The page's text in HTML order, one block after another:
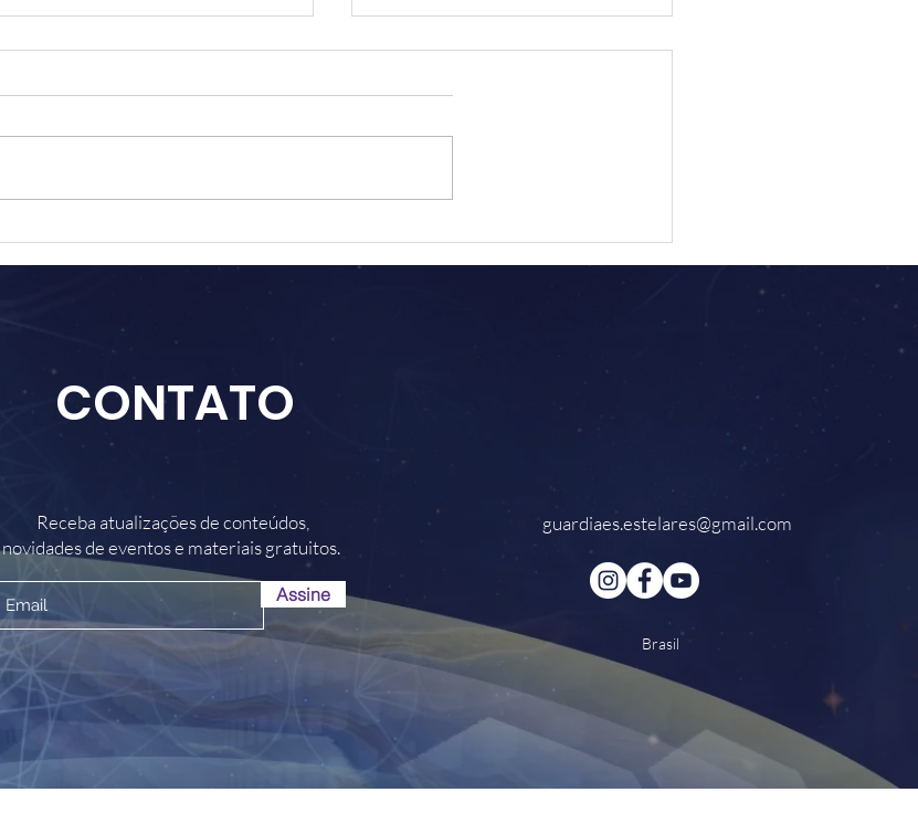
CONTATO
Receba atualizações de conteúdos,
novidades de eventos e materiais gratuitos.
Assine
guardiaes.estelares@gmail.com
Brasil